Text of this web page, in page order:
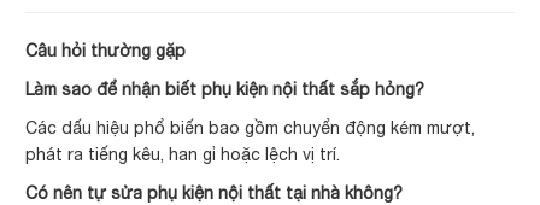
Câu hỏi thường gặp
Làm sao để nhận biết phụ kiện nội thất sắp hỏng?
Các dấu hiệu phổ biến bao gồm chuyển động kém mượt,
phát ra tiếng kêu, han gỉ hoặc lệch vị trí.
Có nên tự sửa phụ kiện nội thất tại nhà không?